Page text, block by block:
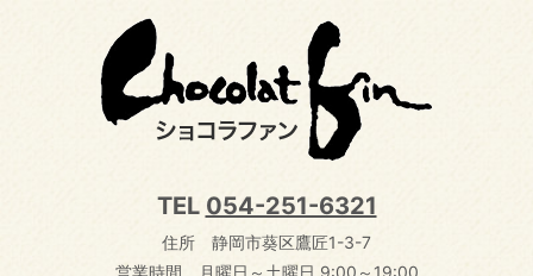
TEL 054-251-6321
住所 静岡市葵区鷹匠1-3-7
営業時間 月曜日～土曜日 9:00～19:00